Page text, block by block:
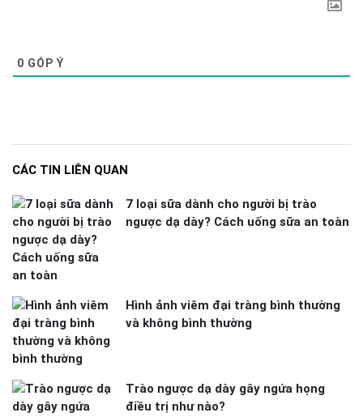
0 GÓP Ý
CÁC TIN LIÊN QUAN
7 loại sữa dành cho người bị trào
ngược dạ dày? Cách uống sữa an toàn
Hình ảnh viêm đại tràng bình thường
và không bình thường
Trào ngược dạ dày gây ngứa họng
điều trị như nào?